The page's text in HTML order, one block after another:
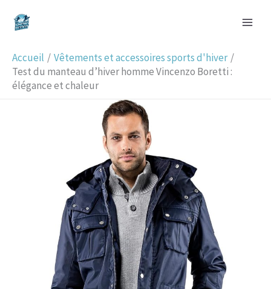
Accueil
Vêtements et accessoires sports d'hiver
Test du manteau d’hiver homme Vincenzo Boretti :
élégance et chaleur
e
c
h
e